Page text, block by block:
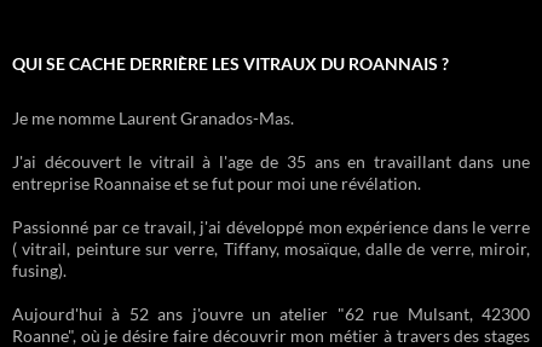
QUI SE CACHE DERRIÈRE LES VITRAUX DU ROANNAIS ?
Je me nomme Laurent Granados-Mas.
J'ai découvert le vitrail à l'age de 35 ans en travaillant dans une
entreprise Roannaise et se fut pour moi une révélation.
Passionné par ce travail, j'ai développé mon expérience dans le verre
( vitrail, peinture sur verre, Tiffany, mosaïque, dalle de verre, miroir,
fusing).
Aujourd'hui à 52 ans j'ouvre un atelier "62 rue Mulsant, 42300
Roanne", où je désire faire découvrir mon métier à travers des stages